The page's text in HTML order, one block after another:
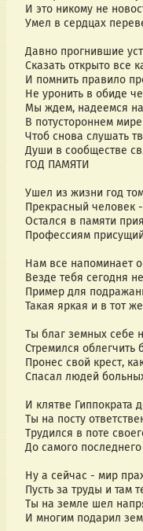
И это никому не
Умел в сердцах
Давно прогнившие
Сказать открыто все
И помнить правило
Не уронить в обиде
Мы ждем, надеемся на
В потустороннем
Чтоб снова слушать
Души в сообществе
ГОД ПАМЯТИ
Ушел из жизни год
Прекрасный человек
Остался в памяти
Профессиям
Нам все напоминает о
Везде тебя сегодня
Пример для
Такая яркая и в тот
Ты благ земных себе
Стремился облегчить
Пронес свой крест,
Спасал людей
И клятве Гиппократа
Ты на посту
Трудился в поте
До самого
Ну а сейчас - мир
Пусть за труды и там
Ты на земле шел
И многим подарил